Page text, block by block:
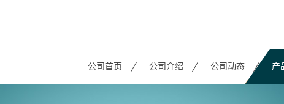
公司首页 公司介绍 公司动态 产